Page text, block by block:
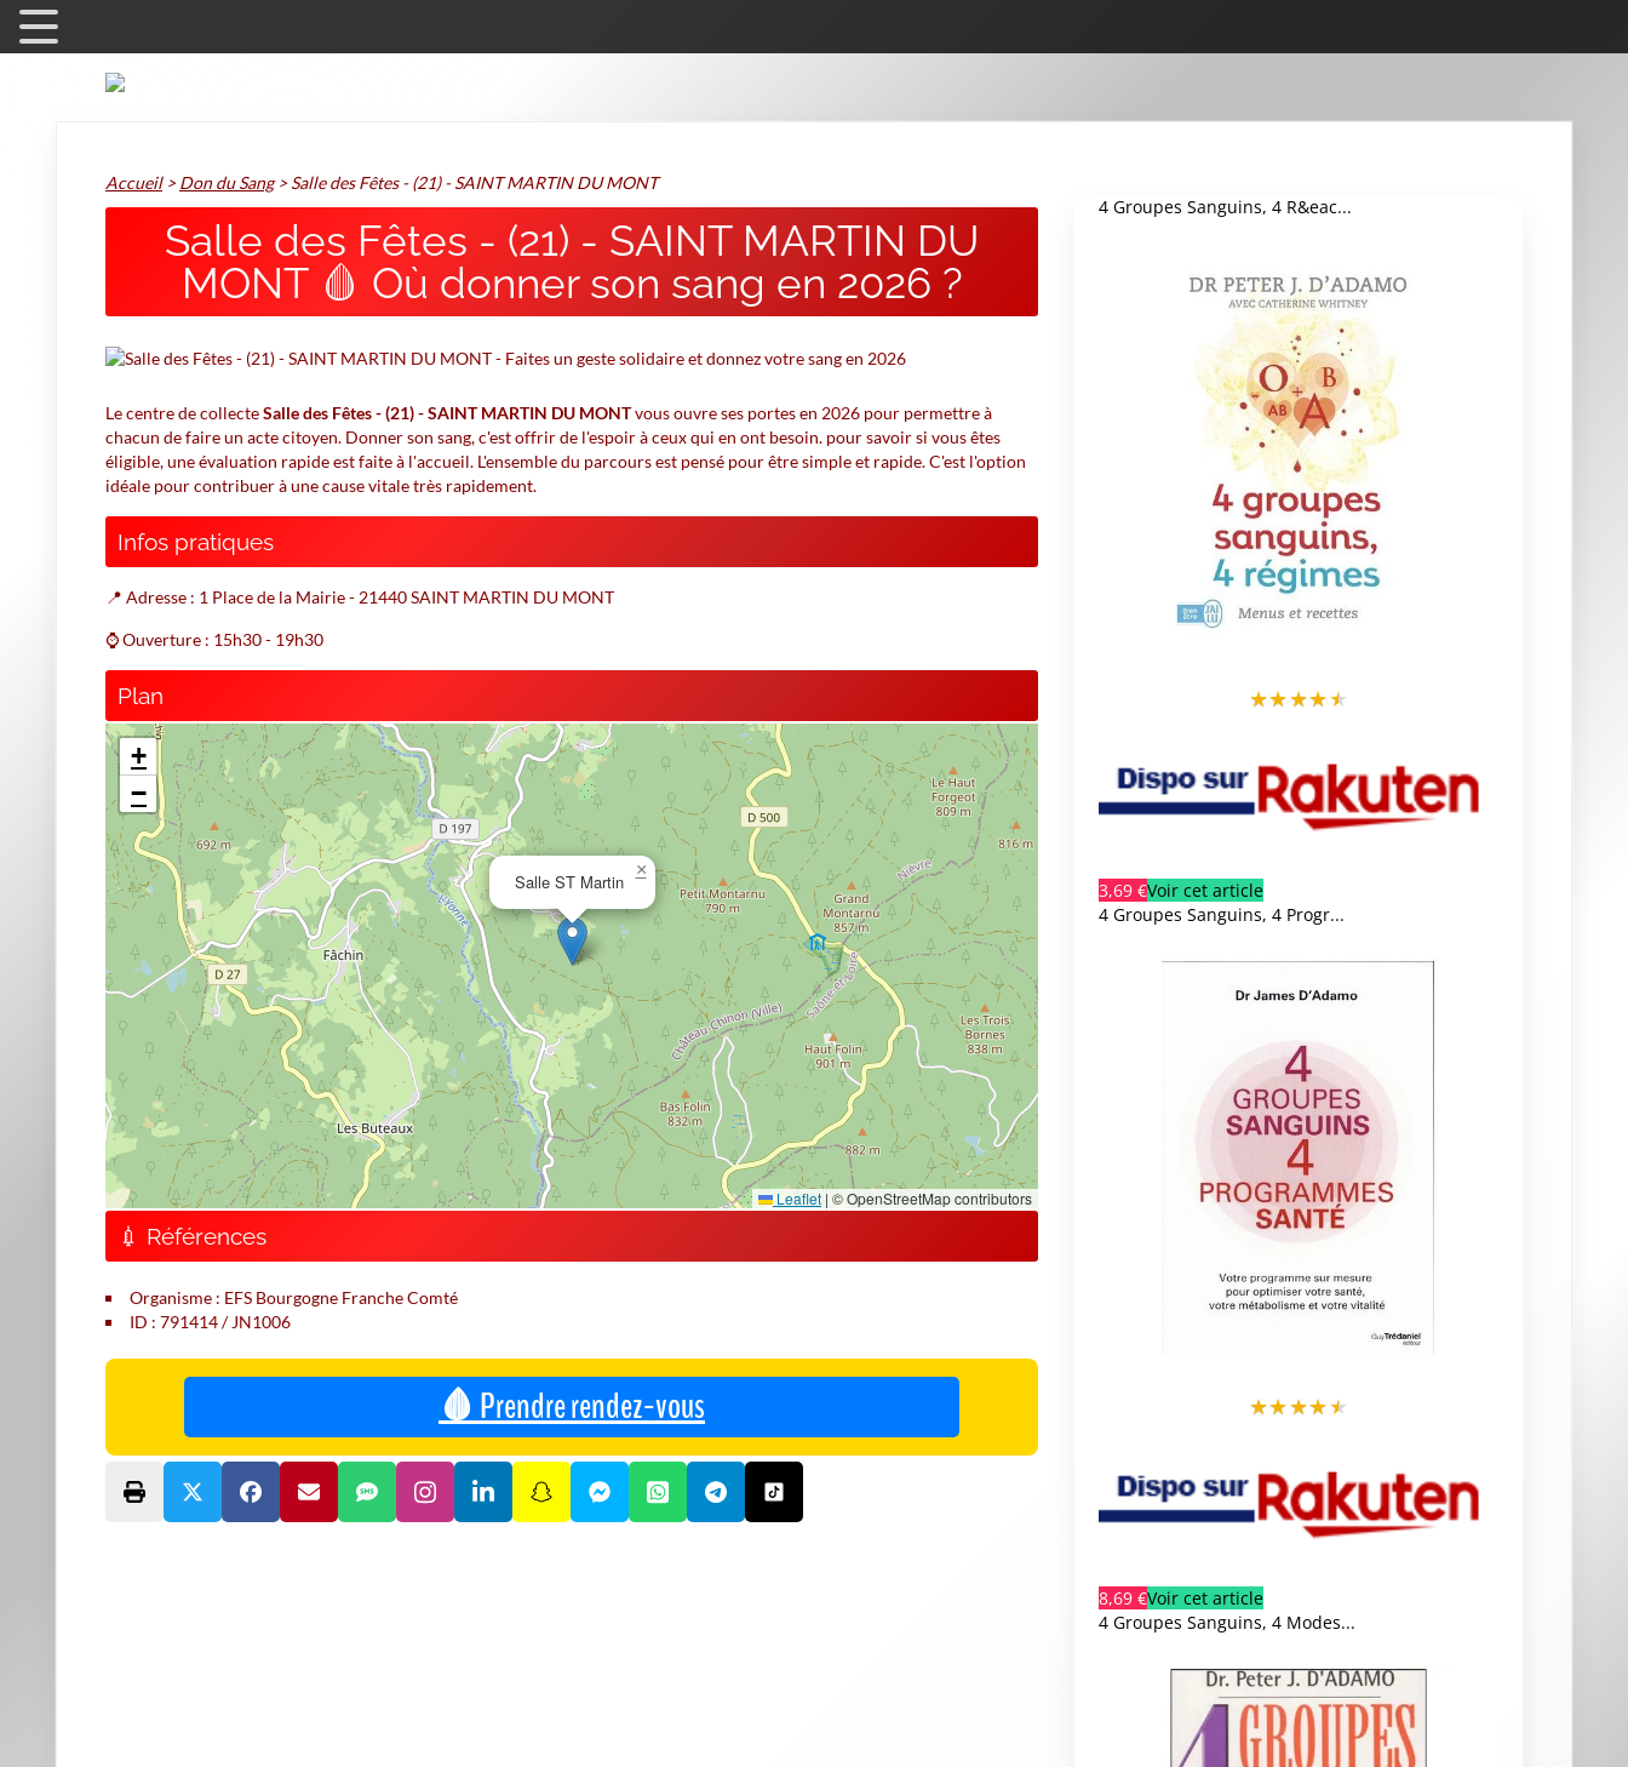
Accueil>Don du Sang>Salle des Fêtes - (21) - SAINT MARTIN DU MONT
Salle des Fêtes - (21) - SAINT MARTIN DU
MONT 🩸 Où donner son sang en 2026 ?
Le centre de collecteSalle des Fêtes - (21) - SAINT MARTIN DU MONTvous ouvre ses portes en 2026 pour permettre à
chacun de faire un acte citoyen. Donner son sang, c'est offrir de l'espoir à ceux qui en ont besoin. pour savoir si vous êtes
éligible, une évaluation rapide est faite à l'accueil. L'ensemble du parcours est pensé pour être simple et rapide. C'est l'option
idéale pour contribuer à une cause vitale très rapidement.
Infos pratiques
📍 Adresse : 1 Place de la Mairie - 21440 SAINT MARTIN DU MONT
⌚ Ouverture : 15h30 - 19h30
Plan
Salle ST Martin
×
+
−
Leaflet | © OpenStreetMap contributors
💉 Références
Organisme : EFS Bourgogne Franche Comté
ID : 791414 / JN1006
🩸 Prendre rendez-vous
4 Groupes Sanguins, 4 R&eac...
★★★★★
3,69 €Voir cet article
4 Groupes Sanguins, 4 Progr...
★★★★★
8,69 €Voir cet article
4 Groupes Sanguins, 4 Modes...